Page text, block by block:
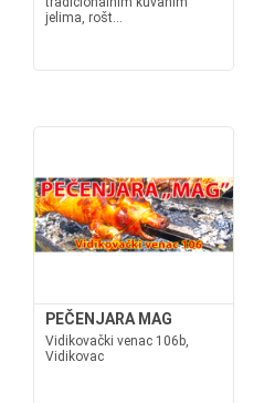
jelima, rošt...
PEČENJARA MAG
Vidikovački venac 106b,
Vidikovac